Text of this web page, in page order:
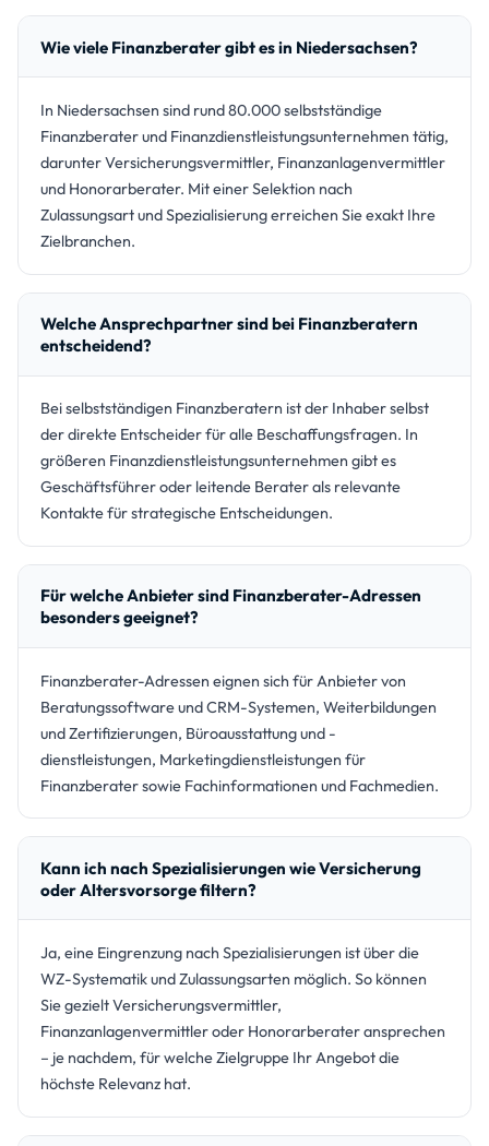
Wie viele Finanzberater gibt es in Niedersachsen?
In Niedersachsen sind rund 80.000 selbstständige
Finanzberater und Finanzdienstleistungsunternehmen tätig,
darunter Versicherungsvermittler, Finanzanlagenvermittler
und Honorarberater. Mit einer Selektion nach
Zulassungsart und Spezialisierung erreichen Sie exakt Ihre
Zielbranchen.
Welche Ansprechpartner sind bei Finanzberatern
entscheidend?
Bei selbstständigen Finanzberatern ist der Inhaber selbst
der direkte Entscheider für alle Beschaffungsfragen. In
größeren Finanzdienstleistungsunternehmen gibt es
Geschäftsführer oder leitende Berater als relevante
Kontakte für strategische Entscheidungen.
Für welche Anbieter sind Finanzberater-Adressen
besonders geeignet?
Finanzberater-Adressen eignen sich für Anbieter von
Beratungssoftware und CRM-Systemen, Weiterbildungen
und Zertifizierungen, Büroausstattung und -
dienstleistungen, Marketingdienstleistungen für
Finanzberater sowie Fachinformationen und Fachmedien.
Kann ich nach Spezialisierungen wie Versicherung
oder Altersvorsorge filtern?
Ja, eine Eingrenzung nach Spezialisierungen ist über die
WZ-Systematik und Zulassungsarten möglich. So können
Sie gezielt Versicherungsvermittler,
Finanzanlagenvermittler oder Honorarberater ansprechen
– je nachdem, für welche Zielgruppe Ihr Angebot die
höchste Relevanz hat.